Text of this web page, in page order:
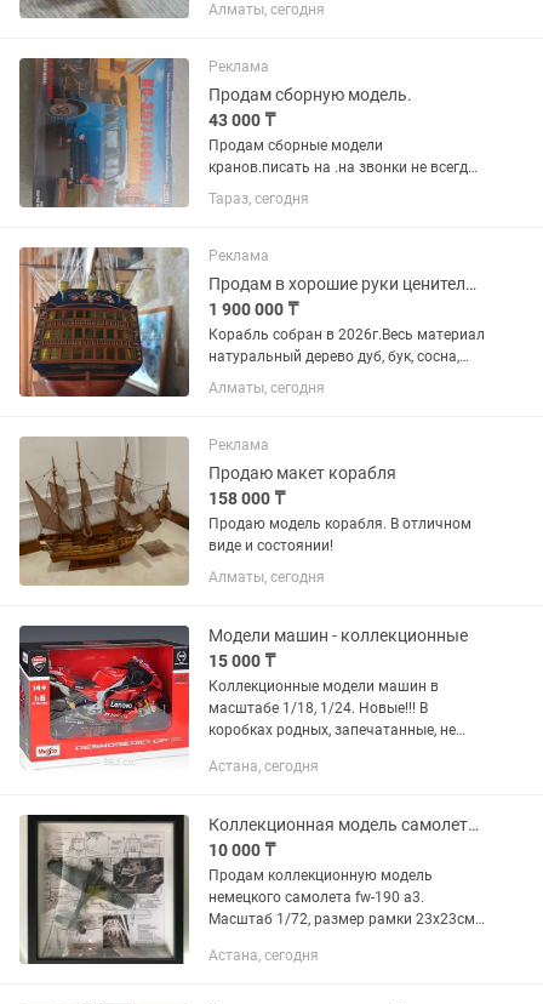
20 см с шассии - 5000 тг., 47 см - 20 тыс
военные...
Алматы, сегодня
Реклама
Продам сборную модель.
43 000 ₸
Продам сборные модели
кранов.писать на .на звонки не всегда
смогу ответить.
Тараз, сегодня
Реклама
Продам в хорошие руки ценителю исторических парусных кораблей .
1 900 000 ₸
Корабль собран в 2026г.Весь материал
натуральный дерево дуб, бук, сосна,
липа. Пушки из металла.Паруса лён,
такелажная оснастка крученая
диаметра.Масштаб:1×84.Длина:1,25м.В
ысота...
Алматы, сегодня
Реклама
Продаю макет корабля
158 000 ₸
Продаю модель корабля. В отличном
виде и состоянии!
Алматы, сегодня
Модели машин - коллекционные
15 000 ₸
Коллекционные модели машин в
масштабе 1/18, 1/24. Новые!!! В
коробках родных, запечатанные, не
моделей. Все модели установлены на
Астана, сегодня
Коллекционная модель самолета FW-190 A3 tamiya в рамке под стеклом
10 000 ₸
Продам коллекционную модель
немецкого самолета fw-190 a3.
Масштаб 1/72, размер рамки 23х23см.
красками и лаком. Оформлена в рамку
Астана, сегодня